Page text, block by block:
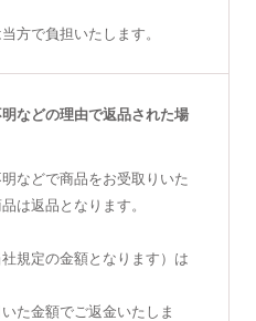
方で負担いたします。
などの理由で返品された場
などで商品をお受取りいた
は返品となります。
規定の金額となります）は
た金額でご返金いたしま